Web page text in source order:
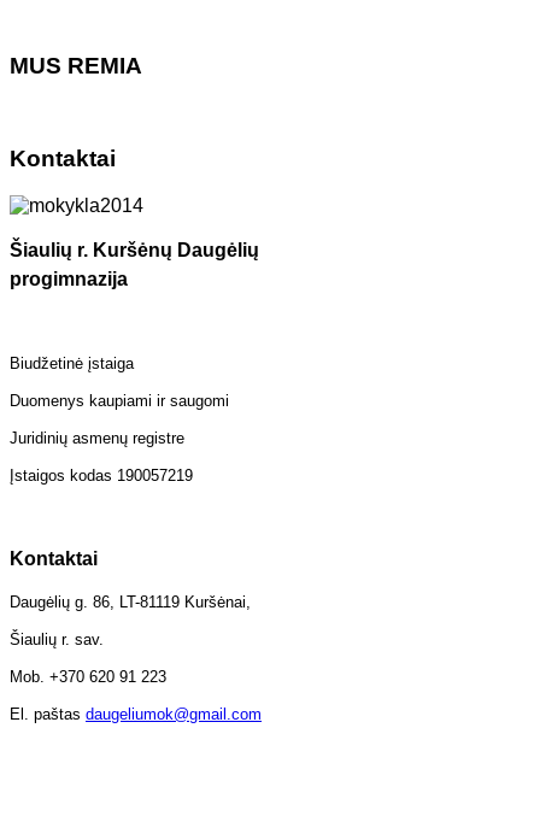
MUS REMIA
Kontaktai
Šiaulių r. Kuršėnų Daugėlių
progimnazija
Biudžetinė įstaiga
Duomenys kaupiami ir saugomi
Juridinių asmenų registre
Įstaigos kodas 190057219
Kontaktai
Daugėlių g. 86, LT-81119 Kuršėnai,
Šiaulių r. sav.
Mob. +370 620 91 223
El. paštas daugeliumok@gmail.com